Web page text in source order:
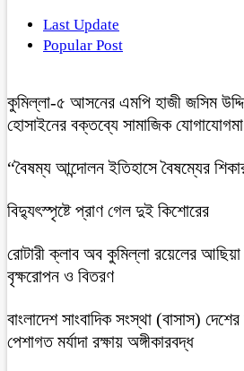
Last Update
Popular Post
কুমিল্লা-৫ আসনের এমপি হাজী জসিম
হোসাইনের বক্তব্যে সামাজিক
“বৈষম্য আন্দোলন ইতিহাসে বৈষম্যের
বিদ্যুৎস্পৃষ্টে প্রাণ গেল দুই কিশোরের
রোটারী ক্লাব অব কুমিল্লা রয়েলের আছিয়া
বৃক্ষরোপন ও বিতরণ
বাংলাদেশ সাংবাদিক সংস্থা (বাসাস)
পেশাগত মর্যাদা রক্ষায় অঙ্গীকারবদ্ধ